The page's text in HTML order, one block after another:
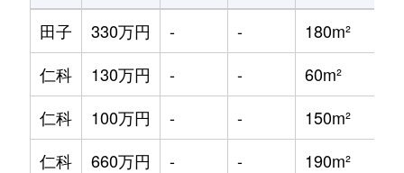
田子
330万円 - - 180m²
仁科
130万円 - - 60m²
仁科
100万円 - - 150m²
仁科
660万円 - - 190m²